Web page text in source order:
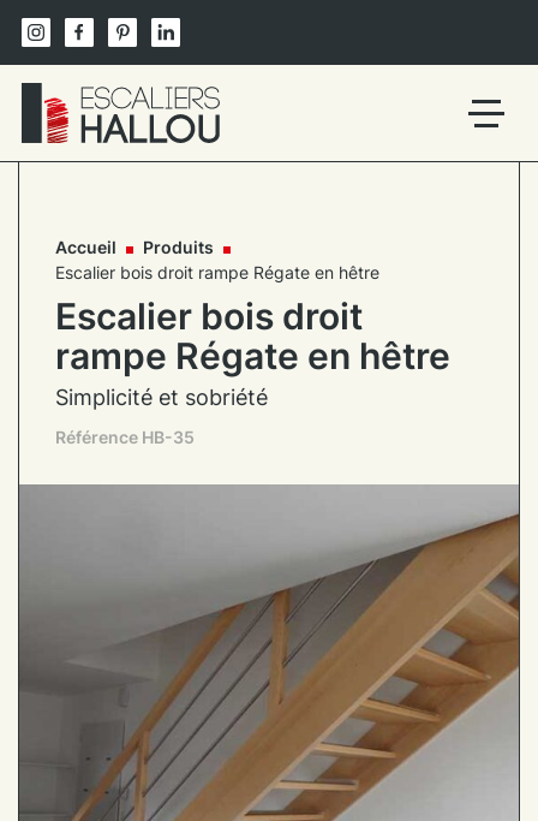
content
Un
Accueil
Produits
Escalier bois droit rampe Régate en hêtre
Escalier bois droit
rampe Régate en hêtre
Simplicité et sobriété
Référence HB-35